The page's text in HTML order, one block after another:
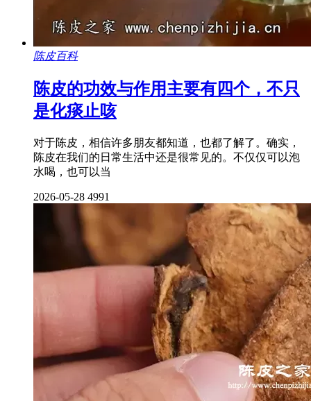
陈皮百科
陈皮的功效与作用主要有四个，不只
是化痰止咳
对于陈皮，相信许多朋友都知道，也都了解了。确实，
陈皮在我们的日常生活中还是很常见的。不仅仅可以泡
水喝，也可以当
2026-05-28 4991